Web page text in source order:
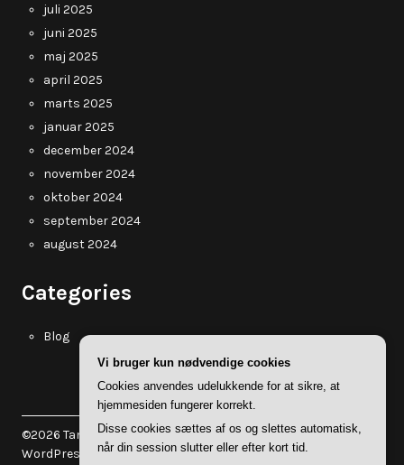
juli 2025
juni 2025
maj 2025
april 2025
marts 2025
januar 2025
december 2024
november 2024
oktober 2024
september 2024
august 2024
Categories
Blog
©2026 Tanholt.dk | WordPress Theme by Superb
WordPress Themes
Vi bruger kun nødvendige cookies
Cookies anvendes udelukkende for at sikre, at
hjemmesiden fungerer korrekt.
Disse cookies sættes af os og slettes automatisk,
når din session slutter eller efter kort tid.